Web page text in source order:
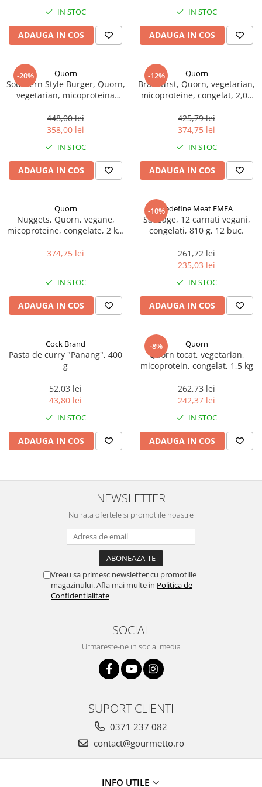
Spania / Cipru / Africa
Sare de mare din Oceanele Pacific
Sare de mare naturala din
Portugalia
Sare de roca
Sare speciala
Terine si placinte
Uleiuri speciale/presate la rece
Ulei de masline extravirgin
Ulei Gewurzgarten
Ulei Huileries du Berry
Uleiuri aromatizate
Ulei Wiberg Gastro
Prajitore paine
Gratare
Cesti, boluri, vesela
IN STOC
ADAUGA IN COS
IN STOC
ADAUGA IN COS
-20% Quorn
Southern Style Burger, Quorn,
vegetarian, micoproteina
448,00 lei
358,00 lei
IN STOC
ADAUGA IN COS
-12% Quorn
Bratwurst, Quorn, vegetarian,
micoproteine, congelat, 2,07
425,79 lei
374,75 lei
IN STOC
ADAUGA IN COS
Quorn
Nuggets, Quorn, vegane,
micoproteine, congelate, 2 kg,
374,75 lei
IN STOC
ADAUGA IN COS
-10%Redefine Meat EMEA
Sausage, 12 carnati vegani,
congelati, 810 g, 12 buc.
261,72 lei
235,03 lei
IN STOC
ADAUGA IN COS
Cock Brand
Pasta de curry "Panang", 400
g
52,03 lei
43,80 lei
IN STOC
ADAUGA IN COS
-8% Quorn
Quorn tocat, vegetarian,
micoprotein, congelat, 1,5 kg
262,73 lei
242,37 lei
IN STOC
ADAUGA IN COS
NEWSLETTER
Nu rata ofertele si promotiile noastre
Vreau sa primesc newsletter cu promotiile
magazinului. Afla mai multe in Politica de
Confidentialitate
SOCIAL
Urmareste-ne in social media
SUPORT CLIENTI
0371 237 082
contact@gourmetto.ro
INFO UTILE